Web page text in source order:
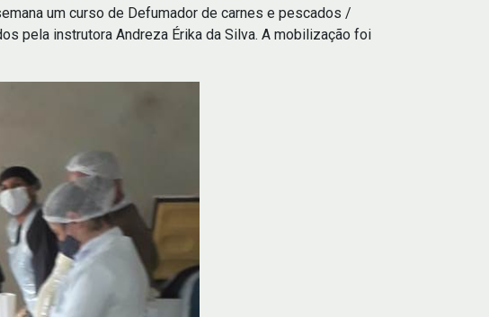
um curso de Defumador de carnes e pescados /
pela instrutora Andreza Érika da Silva. A mobilização foi